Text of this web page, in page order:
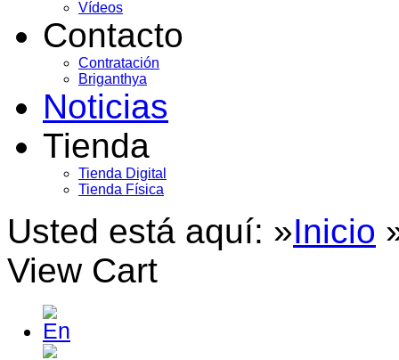
Vídeos
Contacto
Contratación
Briganthya
Noticias
Tienda
Tienda Digital
Tienda Física
Usted está aquí: »Inicio
View Cart